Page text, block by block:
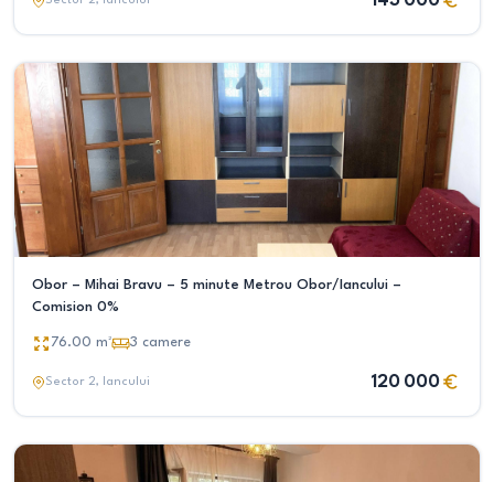
Obor – Mihai Bravu – 5 minute Metrou Obor/Iancului –
Comision 0%
76.00 m² 3 camere
Sector 2, Iancului 120 000